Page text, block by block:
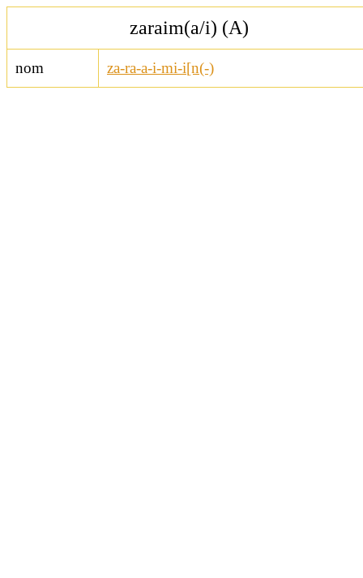
zaraim(a/i) (A)
nom za-ra-a-i-mi-i[n(-)